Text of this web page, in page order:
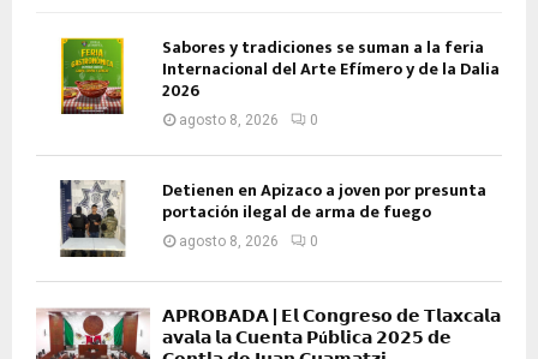
Sabores y tradiciones se suman a la feria
Internacional del Arte Efímero y de la Dalia
2026
agosto 8, 2026 0
Detienen en Apizaco a joven por presunta
portación ilegal de arma de fuego
agosto 8, 2026 0
𝗔𝗣𝗥𝗢𝗕𝗔𝗗𝗔 | 𝗘𝗹 𝗖𝗼𝗻𝗴𝗿𝗲𝘀𝗼 𝗱𝗲 𝗧𝗹𝗮𝘅𝗰𝗮𝗹𝗮
𝗮𝘃𝗮𝗹𝗮 𝗹𝗮 𝗖𝘂𝗲𝗻𝘁𝗮 𝗣ú𝗯𝗹𝗶𝗰𝗮 𝟮𝟬𝟮𝟱 𝗱𝗲